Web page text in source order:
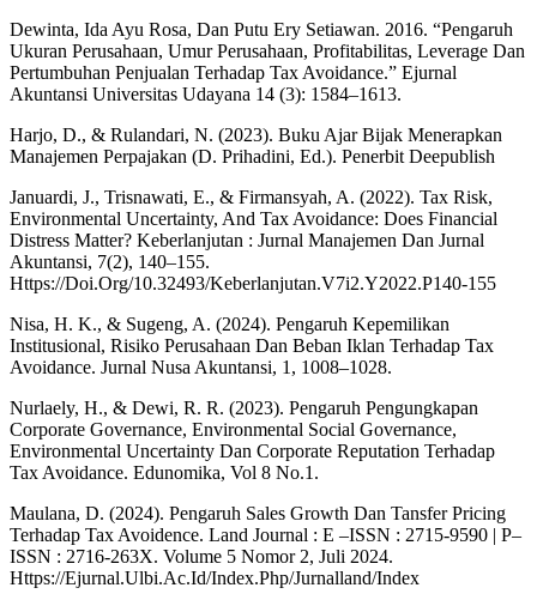
Dewinta, Ida Ayu Rosa, Dan Putu Ery Setiawan. 2016. “Pengaruh
Ukuran Perusahaan, Umur Perusahaan, Profitabilitas, Leverage Dan
Pertumbuhan Penjualan Terhadap Tax Avoidance.” Ejurnal
Akuntansi Universitas Udayana 14 (3): 1584–1613.
Harjo, D., & Rulandari, N. (2023). Buku Ajar Bijak Menerapkan
Manajemen Perpajakan (D. Prihadini, Ed.). Penerbit Deepublish
Januardi, J., Trisnawati, E., & Firmansyah, A. (2022). Tax Risk,
Environmental Uncertainty, And Tax Avoidance: Does Financial
Distress Matter? Keberlanjutan : Jurnal Manajemen Dan Jurnal
Akuntansi, 7(2), 140–155.
Https://Doi.Org/10.32493/Keberlanjutan.V7i2.Y2022.P140-155
Nisa, H. K., & Sugeng, A. (2024). Pengaruh Kepemilikan
Institusional, Risiko Perusahaan Dan Beban Iklan Terhadap Tax
Avoidance. Jurnal Nusa Akuntansi, 1, 1008–1028.
Nurlaely, H., & Dewi, R. R. (2023). Pengaruh Pengungkapan
Corporate Governance, Environmental Social Governance,
Environmental Uncertainty Dan Corporate Reputation Terhadap
Tax Avoidance. Edunomika, Vol 8 No.1.
Maulana, D. (2024). Pengaruh Sales Growth Dan Tansfer Pricing
Terhadap Tax Avoidence. Land Journal : E –ISSN : 2715-9590 | P–
ISSN : 2716-263X. Volume 5 Nomor 2, Juli 2024.
Https://Ejurnal.Ulbi.Ac.Id/Index.Php/Jurnalland/Index